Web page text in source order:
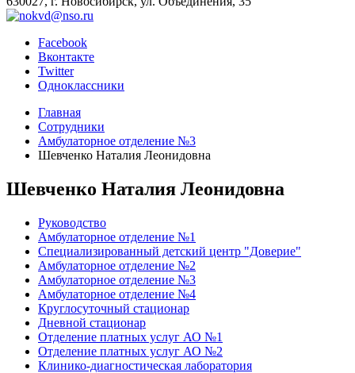
Facebook
Вконтакте
Twitter
Одноклассники
Главная
Сотрудники
Амбулаторное отделение №3
Шевченко Наталия Леонидовна
Шевченко Наталия Леонидовна
Руководство
Амбулаторное отделение №1
Специализированный детский центр "Доверие"
Амбулаторное отделение №2
Амбулаторное отделение №3
Амбулаторное отделение №4
Круглосуточный стационар
Дневной стационар
Отделение платных услуг АО №1
Отделение платных услуг АО №2
Клинико-диагностическая лаборатория